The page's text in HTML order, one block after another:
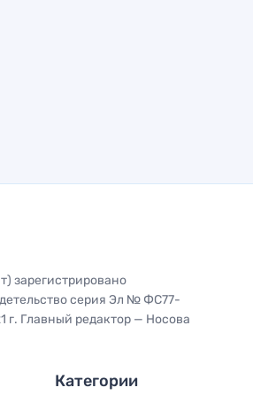
зарегистрировано
серия Эл № ФС77-
г. Главный редактор — Носова
Категории